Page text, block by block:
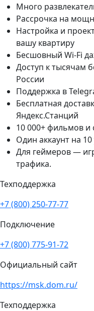
Много
Рассрочка на
Настройка и
вашу квартиру
Бесшовный Wi-Fi
Доступ к тысячам
России
Поддержка в
Бесплатная
Яндекс.Станций
10 000+ фильмов и
Один аккаунт на
Для геймеров —
трафика.
Техподдержка
+7 (800) 250-77-77
Подключение
+7 (800) 775-91-72
Официальный сайт
https://msk.dom.ru/
Техподдержка